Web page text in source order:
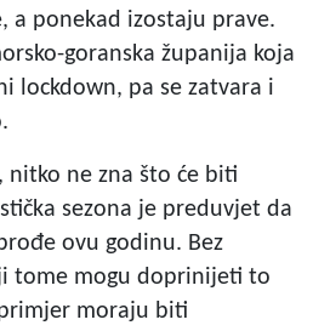
a ponekad izostaju prave.
goranska županija koja
lockdown, pa se zatvara i
nitko ne zna što će biti
sezona je preduvjet da
ovu godinu. Bez
tome mogu doprinijeti to
moraju biti